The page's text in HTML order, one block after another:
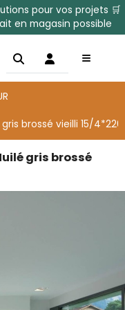
pour vos projets 🛒
en magasin possible
brossé vieilli 15/
gris brossé